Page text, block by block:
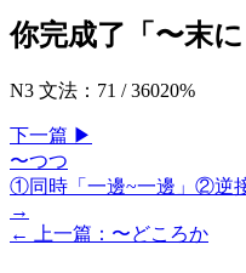
你完成了「 〜末
N3 文法 ： 71 /36020%
下一篇 ▶
〜つつ
①同時「一邊~一邊」②逆
→
← 上一篇 ： 〜どころか